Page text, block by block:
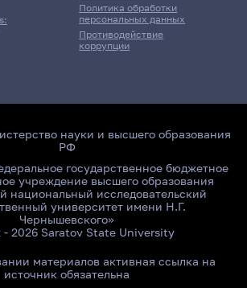
Политика обработки
персональных данных
Противодействие
коррупции
науки и высшего образования
РФ
государственное бюджетное
учреждение высшего образования
национальный исследовательский
университет имени Н.Г.
Чернышевского»
- 2026 Saratov State University
материалов активная ссылка на
источник обязательна